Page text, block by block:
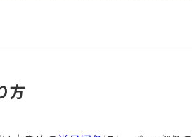
方